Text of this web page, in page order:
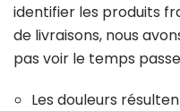
identifier les produits
de livraisons, nous
pas voir le temps
Les douleurs